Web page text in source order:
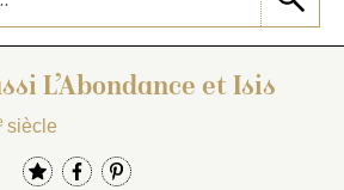
L’Abondance et Isis
siècle